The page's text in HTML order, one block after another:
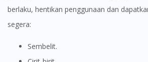
berlaku, hentikan penggunaan dan
segera:
Sembelit.